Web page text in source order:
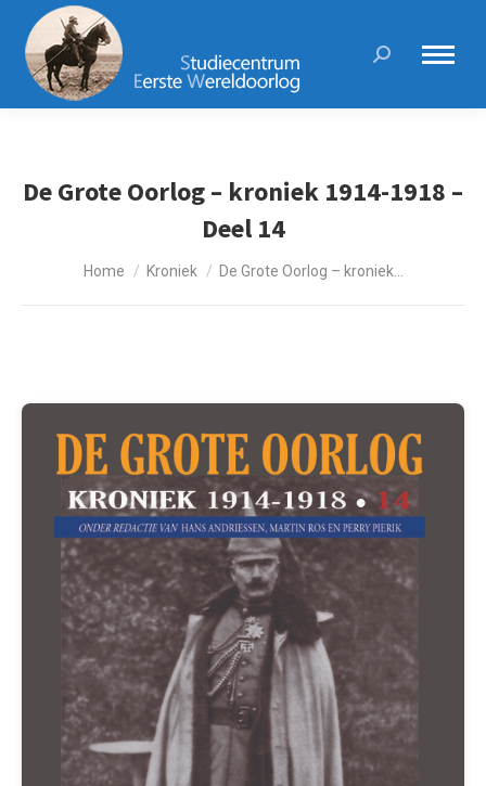
Search:
De Grote Oorlog – kroniek 1914-1918 –
Deel 14
Je bent hier:
Home Kroniek De Grote Oorlog – kroniek…